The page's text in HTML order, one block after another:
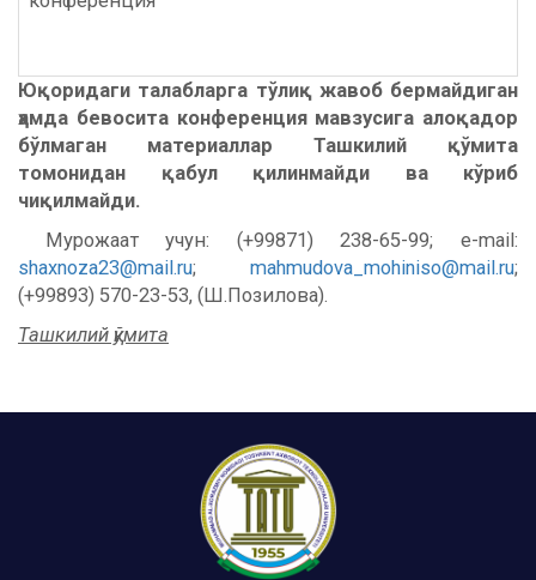
Юқоридаги талабларга тўлиқ жавоб бермайдиган
ҳамда бевосита конференция мавзусига алоқадор
бўлмаган материаллар Ташкилий қўмита
томонидан қабул қилинмайди ва кўриб
чиқилмайди.
Мурожаат учун: (+99871) 238-65-99; e-mail:
shaxnoza23@mail.ru; mahmudova_mohiniso@mail.ru;
(+99893) 570-23-53, (Ш.Позилова).
Ташкилий қўмита